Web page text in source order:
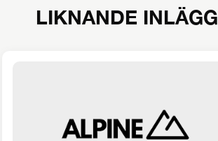
LIKNANDE INLÄGG